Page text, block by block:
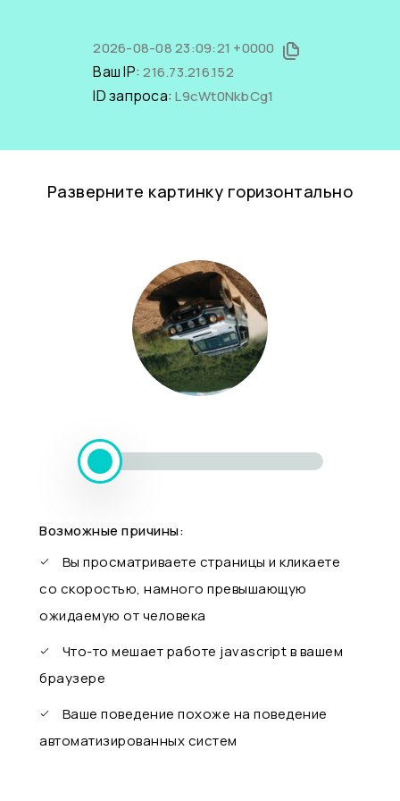
2026-08-08 23:09:21 +0000
Ваш IP:216.73.216.152
ID запроса:L9cWt0NkbCg1
Разверните картинку горизонтально
Возможные причины:
Вы просматриваете страницы и кликаете
со скоростью, намного превышающую
ожидаемую от человека
Что-то мешает работе javascript в вашем
браузере
Ваше поведение похоже на поведение
автоматизированных систем